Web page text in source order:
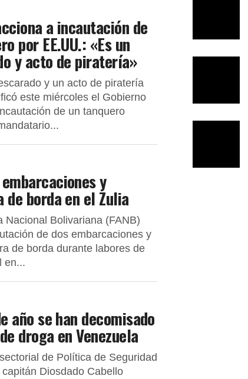
a incautación de
por EE.UU.: «Es un
y acto de piratería»
y un acto de piratería
este miércoles el Gobierno
de un tanquero
y
borda en el Zulia
Nacional Bolivariana (FANB)
de dos embarcaciones y
de borda durante labores de
en...
año se han decomisado
droga en Venezuela
de Política de Seguridad
Diosdado Cabello